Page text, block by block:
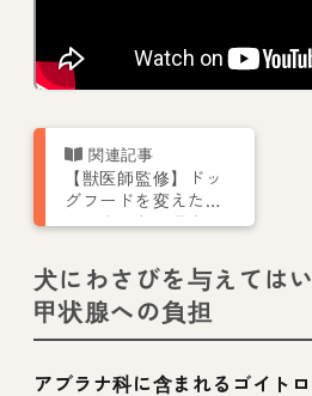
【獣医師監修】ドッ
グフードを変えたと
き下痢になる理由と
Vol.6】
犬にわさびを与えては
甲状腺への負担
アブラナ科に含まれるゴイト